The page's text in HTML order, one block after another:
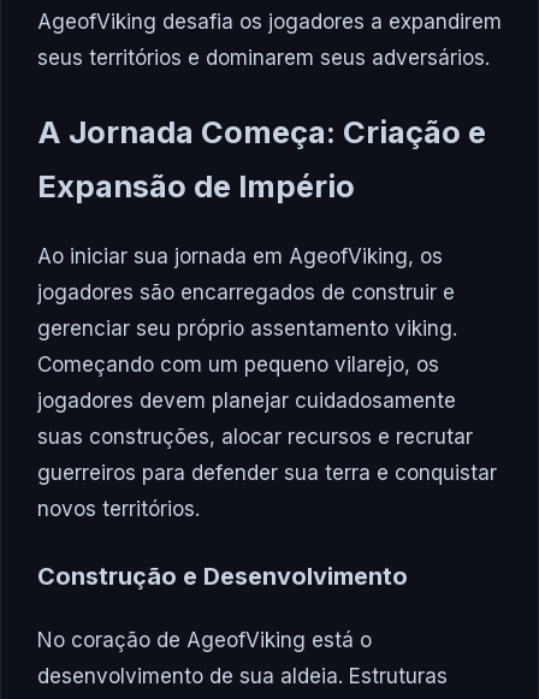
AgeofViking desafia os jogadores a expandirem
seus territórios e dominarem seus adversários.
A Jornada Começa: Criação e
Expansão de Império
Ao iniciar sua jornada em AgeofViking, os
jogadores são encarregados de construir e
gerenciar seu próprio assentamento viking.
Começando com um pequeno vilarejo, os
jogadores devem planejar cuidadosamente
suas construções, alocar recursos e recrutar
guerreiros para defender sua terra e conquistar
novos territórios.
Construção e Desenvolvimento
No coração de AgeofViking está o
desenvolvimento de sua aldeia. Estruturas